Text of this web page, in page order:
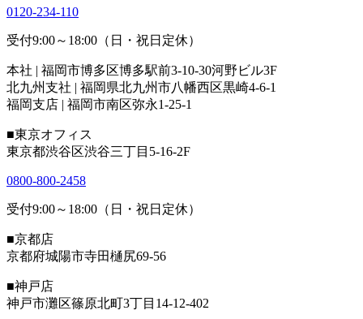
0120-234-110
受付9:00～18:00（日・祝日定休）
本社 | 福岡市博多区博多駅前3-10-30河野ビル3F
北九州支社 | 福岡県北九州市八幡西区黒崎4-6-1
福岡支店 | 福岡市南区弥永1-25-1
■東京オフィス
東京都渋谷区渋谷三丁目5-16-2F
0800-800-2458
受付9:00～18:00（日・祝日定休）
■京都店
京都府城陽市寺田樋尻69-56
■神戸店
神戸市灘区篠原北町3丁目14-12-402